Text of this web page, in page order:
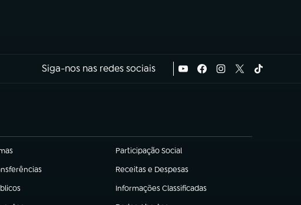
Siga-nos nas redes sociais
Participação Social
(abre em nova aba)
Receitas e Despesas
(abre em nova aba)
Informações Classificadas
(abre em nova aba)